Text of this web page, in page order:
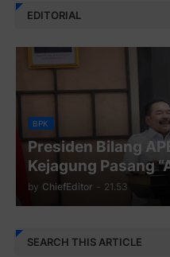
EDITORIAL
BPK
Presiden Bilang
Kejagung Pasang
by ChiefEditor - 21.53
SEARCH THIS ARTICLE